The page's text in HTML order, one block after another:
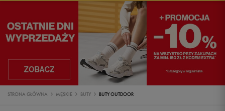
STRONA GŁÓWNA MĘSKIE BUTY BUTY OUTDOOR